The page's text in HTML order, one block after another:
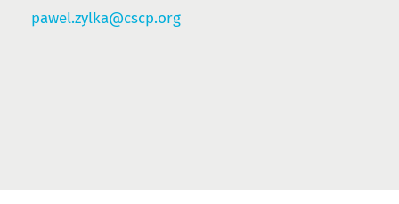
pawel.zylka@cscp.org